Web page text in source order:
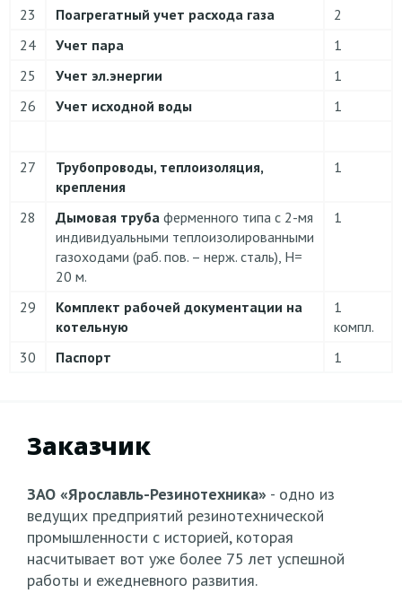
23 Поагрегатный учет расхода газа
2
24
Учет пара
1
25
Учет эл.энергии
1
26
Учет исходной воды 1
27
Трубопроводы, теплоизоляция,
крепления
1
28 Дымовая труба ферменного типа с 2-мя
индивидуальными теплоизолированными
газоходами (раб. пов. – нерж. сталь), Н=
20 м.
1
29
Комплект рабочей документации на
котельную
1
компл.
30
Паспорт 1
Заказчик
ЗАО «Ярославль-Резинотехника» - одно из
ведущих предприятий резинотехнической
промышленности с историей, которая
насчитывает вот уже более 75 лет успешной
работы и ежедневного развития.